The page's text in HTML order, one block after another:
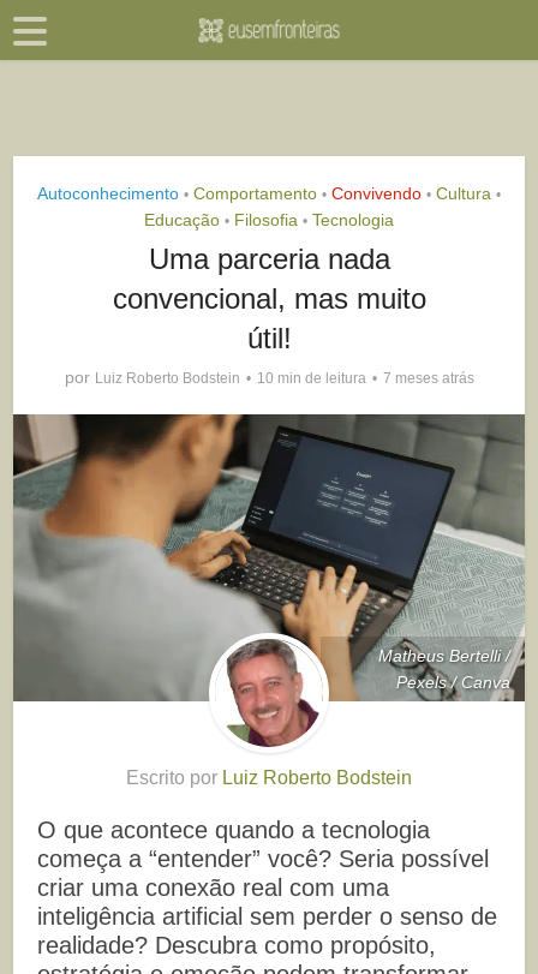
Autoconhecimento • Comportamento • Convivendo • Cultura •
Educação • Filosofia • Tecnologia
Uma parceria nada
convencional, mas muito
útil!
por Luiz Roberto Bodstein 10 min de leitura 7 meses atrás
Matheus Bertelli /
Pexels / Canva
Escrito por Luiz Roberto Bodstein
O que acontece quando a tecnologia
começa a “entender” você? Seria possível
criar uma conexão real com uma
inteligência artificial sem perder o senso de
realidade? Descubra como propósito,